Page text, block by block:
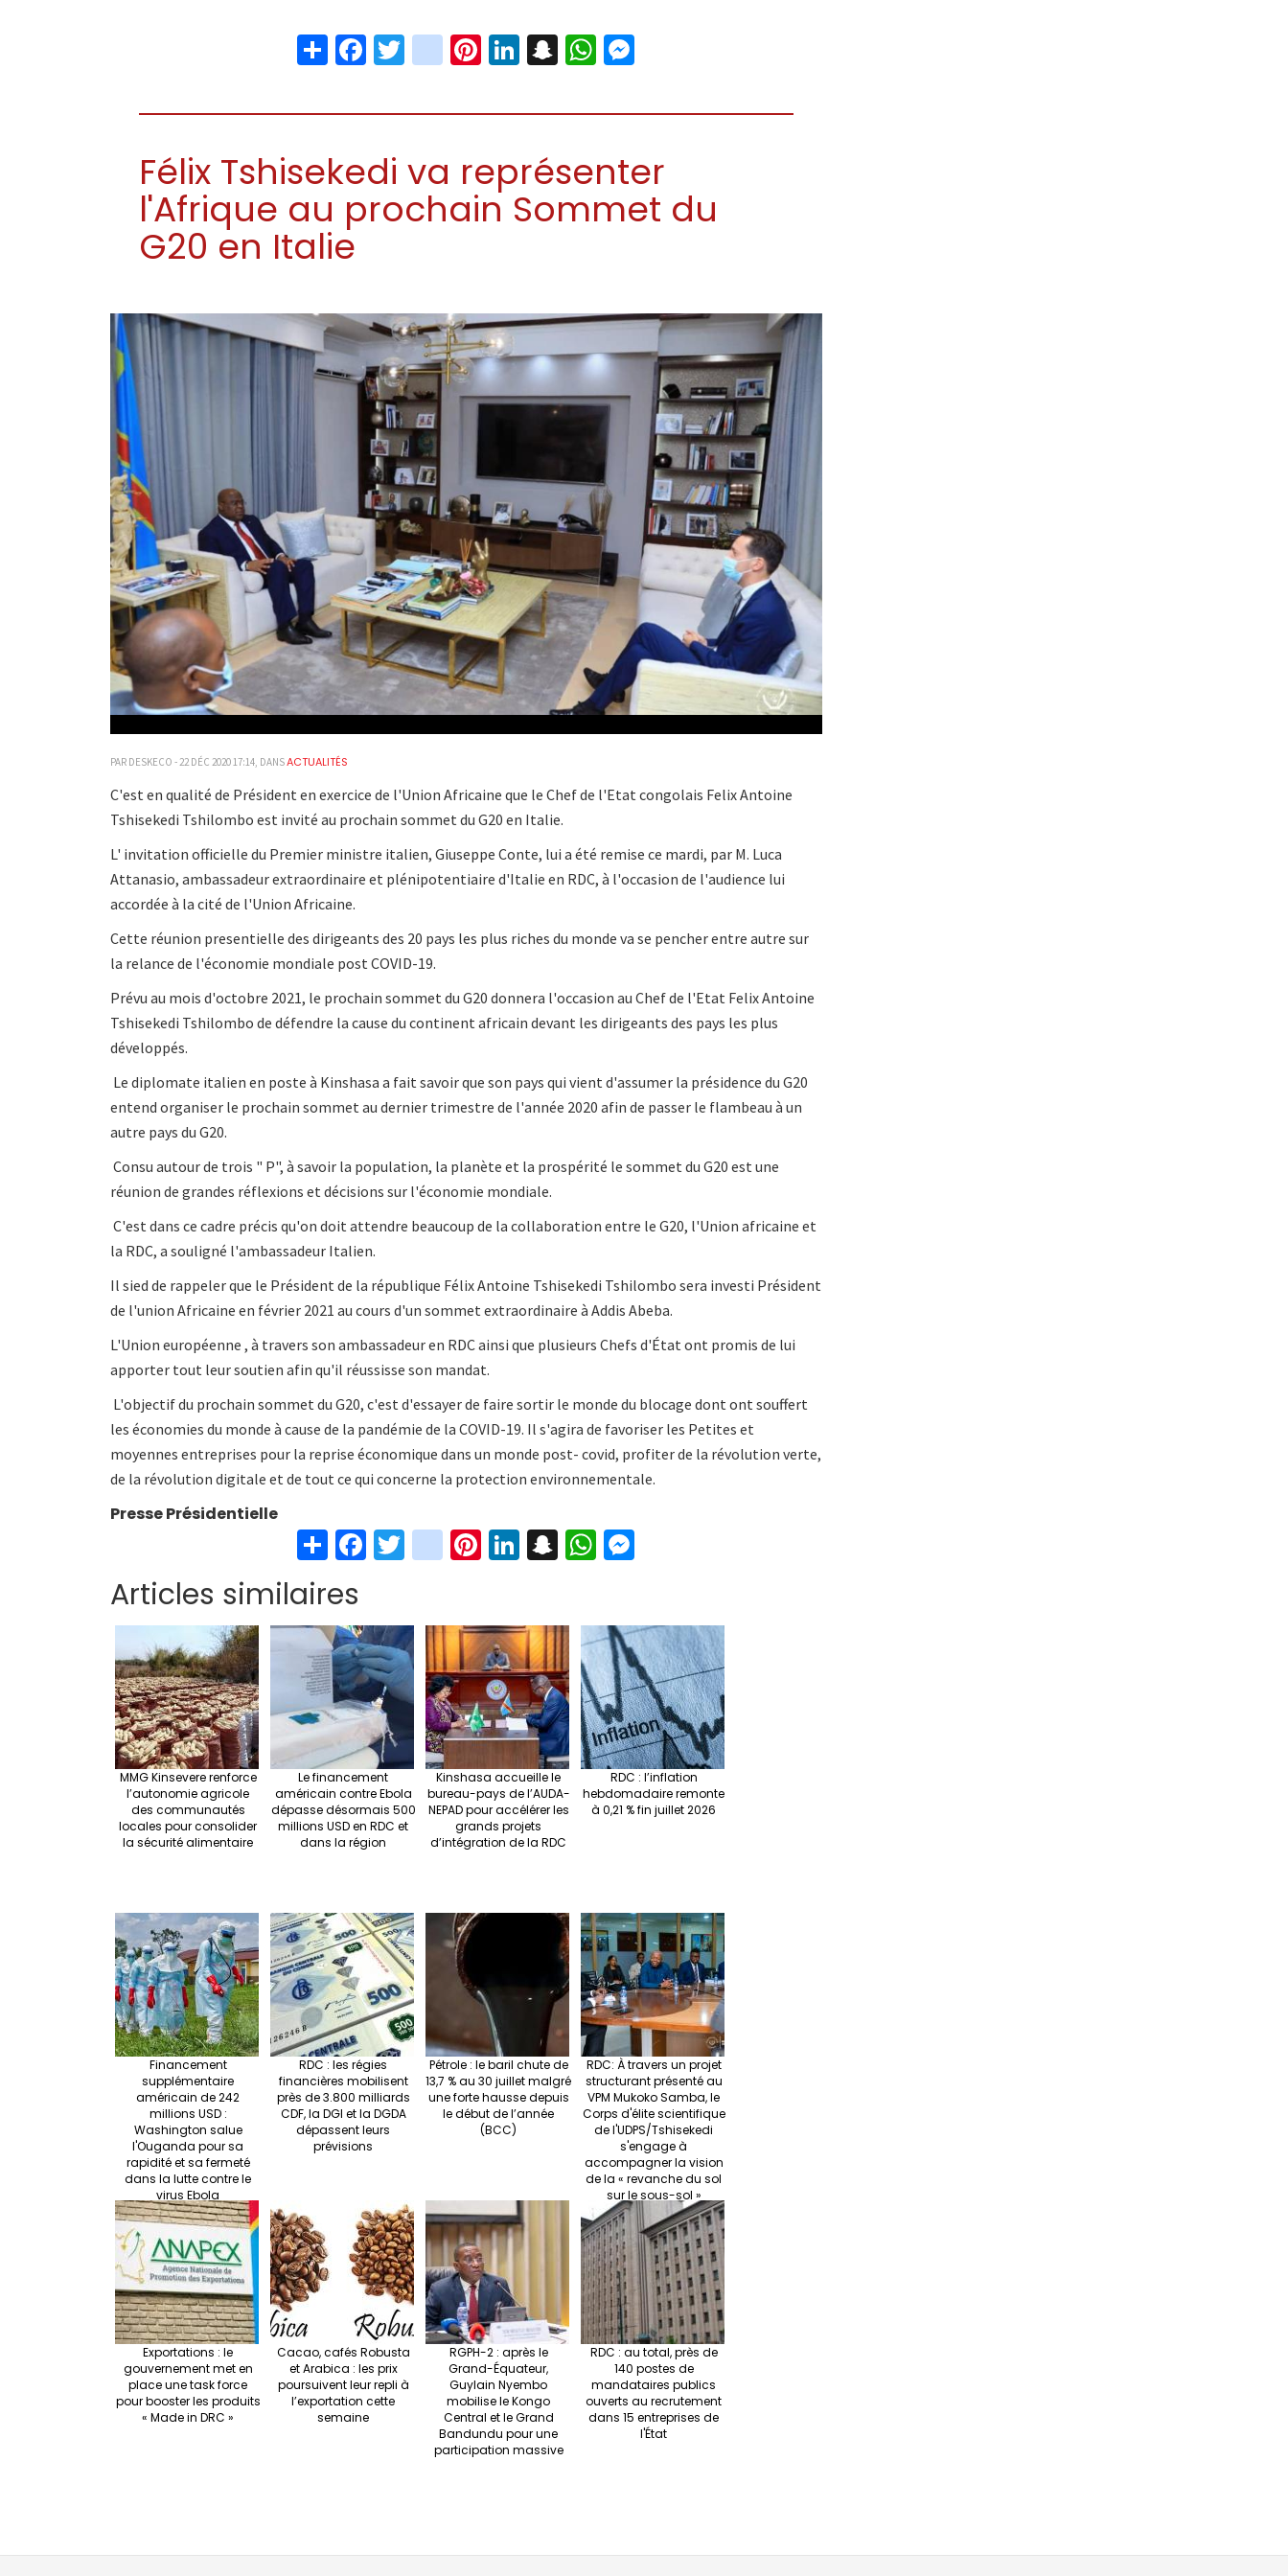
ShareFacebook
Twitter
instagram
Pinterest
LinkedIn
Snapchat
WhatsApp
Félix Tshisekedi va représenter
l'Afrique au prochain Sommet du
G20 en Italie
PAR DESKECO - 22 DÉC 2020 17:14, DANSACTUALITÉS
C'est en qualité de Président en exercice de l'Union Africaine que le Chef de l'Etat congolais Felix Antoine
Tshisekedi Tshilombo est invité au prochain sommet du G20 en Italie.
L' invitation officielle du Premier ministre italien, Giuseppe Conte, lui a été remise ce mardi, par M. Luca
Attanasio, ambassadeur extraordinaire et plénipotentiaire d'Italie en RDC, à l'occasion de l'audience lui
accordée à la cité de l'Union Africaine.
Cette réunion presentielle des dirigeants des 20 pays les plus riches du monde va se pencher entre autre sur
la relance de l'économie mondiale post COVID-19.
Prévu au mois d'octobre 2021, le prochain sommet du G20 donnera l'occasion au Chef de l'Etat Felix Antoine
Tshisekedi Tshilombo de défendre la cause du continent africain devant les dirigeants des pays les plus
développés.
Le diplomate italien en poste à Kinshasa a fait savoir que son pays qui vient d'assumer la présidence du G20
entend organiser le prochain sommet au dernier trimestre de l'année 2020 afin de passer le flambeau à un
autre pays du G20.
Consu autour de trois " P", à savoir la population, la planète et la prospérité le sommet du G20 est une
réunion de grandes réflexions et décisions sur l'économie mondiale.
C'est dans ce cadre précis qu'on doit attendre beaucoup de la collaboration entre le G20, l'Union africaine et
la RDC, a souligné l'ambassadeur Italien.
Il sied de rappeler que le Président de la république Félix Antoine Tshisekedi Tshilombo sera investi Président
de l'union Africaine en février 2021 au cours d'un sommet extraordinaire à Addis Abeba.
L'Union européenne , à travers son ambassadeur en RDC ainsi que plusieurs Chefs d'État ont promis de lui
apporter tout leur soutien afin qu'il réussisse son mandat.
L'objectif du prochain sommet du G20, c'est d'essayer de faire sortir le monde du blocage dont ont souffert
les économies du monde à cause de la pandémie de la COVID-19. Il s'agira de favoriser les Petites et
moyennes entreprises pour la reprise économique dans un monde post- covid, profiter de la révolution verte,
de la révolution digitale et de tout ce qui concerne la protection environnementale.
Presse Présidentielle
S
h
ar
e
Fa
ce
o
o
k
T
wi
er
in
st
ra
m
Pi
nt
es
t
Li
n
dI
n
S
n
pc
h
at
W
h
sA
p
p
n
ge
r
Articles similaires
MMG Kinsevere renforce
l’autonomie agricole
des communautés
locales pour consolider
la sécurité alimentaire
Le financement
américain contre Ebola
dépasse désormais 500
millions USD en RDC et
dans la région
Kinshasa accueille le
bureau-pays de l’AUDA-
NEPAD pour accélérer les
grands projets
d’intégration de la RDC
RDC : l’inflation
hebdomadaire remonte
à 0,21 % fin juillet 2026
Financement
supplémentaire
américain de 242
millions USD :
Washington salue
l'Ouganda pour sa
rapidité et sa fermeté
dans la lutte contre le
virus Ebola
RDC : les régies
financières mobilisent
près de 3.800 milliards
CDF, la DGI et la DGDA
dépassent leurs
prévisions
Pétrole : le baril chute de
13,7 % au 30 juillet malgré
une forte hausse depuis
le début de l’année
(BCC)
RDC: À travers un projet
structurant présenté au
VPM Mukoko Samba, le
Corps d'élite scientifique
de l'UDPS/Tshisekedi
s'engage à
accompagner la vision
de la « revanche du sol
sur le sous-sol »
Exportations : le
gouvernement met en
place une task force
pour booster les produits
« Made in DRC »
Cacao, cafés Robusta
et Arabica : les prix
poursuivent leur repli à
l’exportation cette
semaine
RGPH-2 : après le
Grand-Équateur,
Guylain Nyembo
mobilise le Kongo
Central et le Grand
Bandundu pour une
participation massive
RDC : au total, près de
140 postes de
mandataires publics
ouverts au recrutement
dans 15 entreprises de
l'État